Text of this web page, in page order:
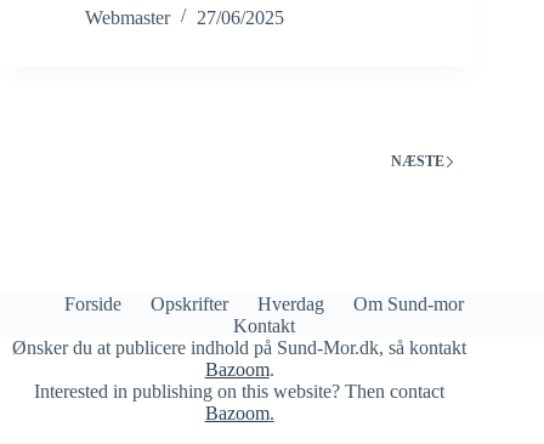
Webmaster
27/06/2025
NÆSTE
Forside Opskrifter Hverdag
Om Sund-mor
Kontakt
Ønsker du at publicere indhold på Sund-Mor.dk, så kontakt
Bazoom.
Interested in publishing on this website? Then contact
Bazoom.